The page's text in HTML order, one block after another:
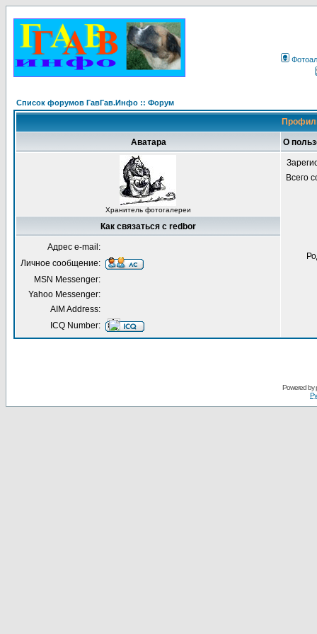
Список форумов ГавГав.Инфо :: Форум
Аватара О
Хранитель фотогалереи
Всего
Как связаться с redbor
Адрес e-mail:
Личное сообщение:
MSN Messenger:
Yahoo Messenger:
AIM Address:
ICQ Number:
Powered by